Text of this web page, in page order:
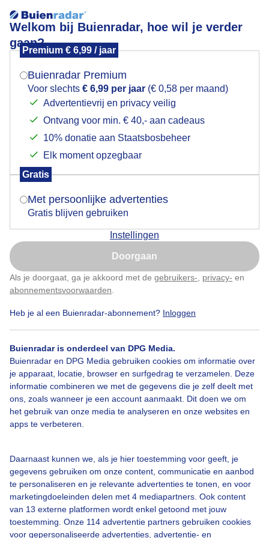
Welkom bij Buienradar, hoe wil je verder
gaan?
Premium € 6,99 / jaar
Buienradar Premium
Voor slechts € 6,99 per jaar (€ 0,58 per maand)
Advertentievrij en privacy veilig
Ontvang voor min. € 40,- aan cadeaus
10% donatie aan Staatsbosbeheer
Elk moment opzegbaar
Gratis
Met persoonlijke advertenties
Gratis blijven gebruiken
Instellingen
Doorgaan
Als je doorgaat, ga je akkoord met de gebruikers- privacy- en
abonnementsvoorwaarden
Heb je al een Buienradar-abonnement? Inloggen
Buienradar is onderdeel van DPG Media.
Buienradar en DPG Media gebruiken cookies om informatie over
je apparaat, locatie, browser en surfgedrag te verzamelen. Deze
informatie combineren we met de gegevens die je zelf deelt met
ons, zoals wanneer je een account aanmaakt. Dit doen we om
het gebruik van onze media te analyseren en onze websites en
apps te verbeteren.
Daarnaast kunnen we, als je hier toestemming voor geeft, je
gegevens gebruiken om onze content, communicatie en aanbod
te personaliseren en je relevante advertenties te tonen, en voor
marketingdoeleinden delen met 4 mediapartners. Ook content
van 13 externe platformen wordt enkel getoond met jouw
toestemming. Onze 114 advertentie partners gebruiken cookies
voor gepersonaliseerde advertenties, advertentie- en
langsdelijn
Een moment geduld aub...
Populaire categorieën
Lente
Zomer
Over Buienradar
Bedrijfsgegevens
Veelgestelde vragen
Contact
Toegankelijkheid
Buienradar Team
Privacy beleid
Cookie beleid
Privacy instellingen
Mogen we je locatie gebruiken voor het
Indien je hier nog geen akkoord op hebt gegeven,
verschijnt er zo een pop-up uit je browser waarin
Is goed, toon de popup
Nu niet, misschien later
Klik hierom dit aan te passen